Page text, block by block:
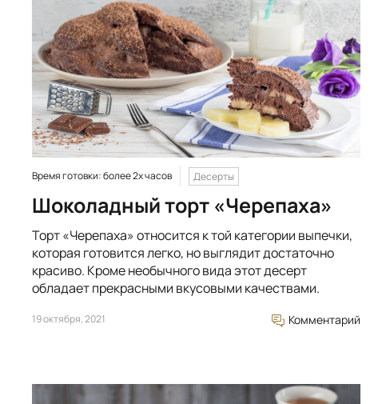
Время готовки: более 2х часов Десерты
Шоколадный торт «Черепаха»
Торт «Черепаха» относится к той категории выпечки,
которая готовится легко, но выглядит достаточно
красиво. Кроме необычного вида этот десерт
обладает прекрасными вкусовыми качествами.
19 октября, 2021 Комментарий